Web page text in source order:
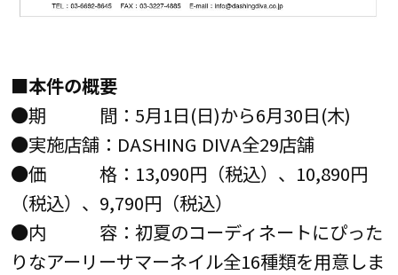
■本件の概要
●期 間：5月1日(日)から6月30日(木)
●実施店舗：DASHING DIVA全29店舗
●価 格：13,090円（税込）、10,890円
（税込）、9,790円（税込）
●内 容：初夏のコーディネートにぴった
りなアーリーサマーネイル全16種類を用意しま